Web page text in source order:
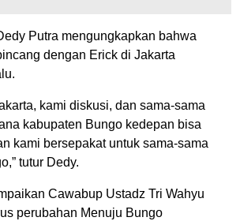
Putra mengungkapkan bahwa
dengan Erick di Jakarta
kami diskusi, dan sama-sama
kabupaten Bungo kedepan bisa
kami bersepakat untuk sama-sama
tutur Dedy.
Cawabup Ustadz Tri Wahyu
perubahan Menuju Bungo